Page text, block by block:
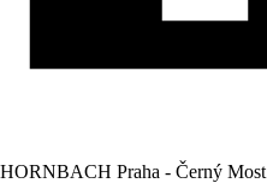
HORNBACH Praha - Černý Most